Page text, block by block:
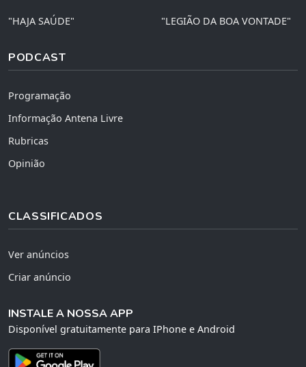
"HAJA SAÚDE" "LEGIÃO DA BOA VONTADE"
PODCAST
Programação
Informação Antena Livre
Rubricas
Opinião
CLASSIFICADOS
Ver anúncios
Criar anúncio
INSTALE A NOSSA APP
Disponível gratuitamente para IPhone e Android